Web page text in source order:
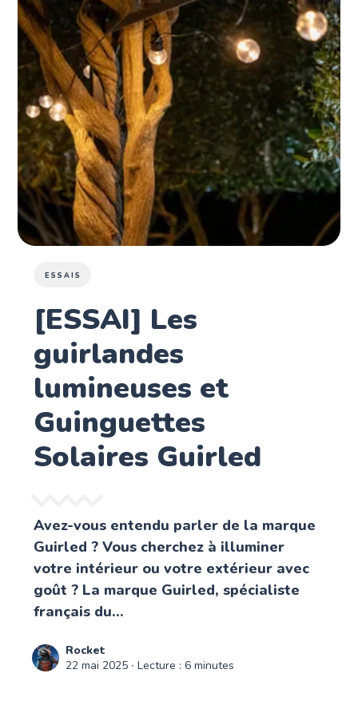
ESSAIS
[ESSAI] Les
guirlandes
lumineuses et
Guinguettes
Solaires Guirled
Avez-vous entendu parler de la marque
Guirled ? Vous cherchez à illuminer
votre intérieur ou votre extérieur avec
goût ? La marque Guirled, spécialiste
français du...
Rocket
22 mai 2025 ∙ Lecture : 6 minutes